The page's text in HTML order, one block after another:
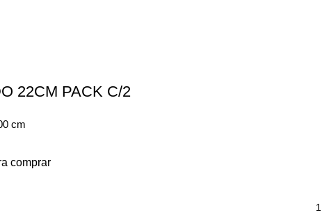
22CM PACK C/2
cm
comprar